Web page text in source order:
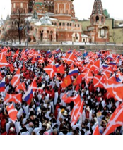
הנחת אתר ספר מודפס
$30
$27